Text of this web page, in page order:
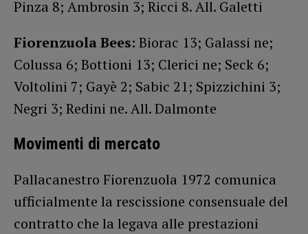
Pinza 8; Ambrosin 3; Ricci 8. All. Galetti
Fiorenzuola Bees: Biorac 13; Galassi ne;
Colussa 6; Bottioni 13; Clerici ne; Seck 6;
Voltolini 7; Gayè 2; Sabic 21; Spizzichini 3;
Negri 3; Redini ne. All. Dalmonte
Movimenti di mercato
Pallacanestro Fiorenzuola 1972 comunica
ufficialmente la rescissione consensuale del
contratto che la legava alle prestazioni